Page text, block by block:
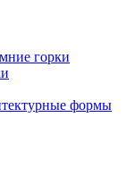
горки
формы